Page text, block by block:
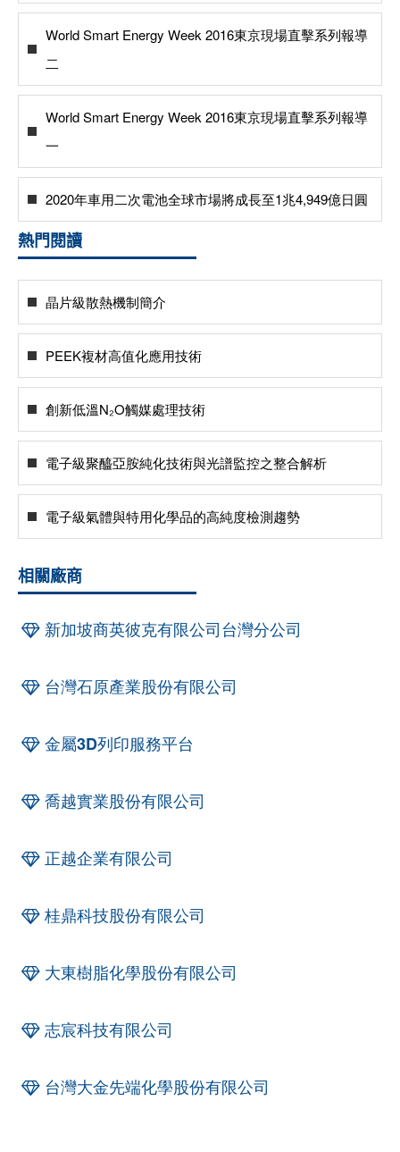
World Smart Energy Week 2016東京現場直擊系列報導
二
World Smart Energy Week 2016東京現場直擊系列報導
一
2020年車用二次電池全球市場將成長至1兆4,949億日圓
熱門閱讀
晶片級散熱機制簡介
PEEK複材高值化應用技術
創新低溫N₂O觸媒處理技術
電子級聚醯亞胺純化技術與光譜監控之整合解析
電子級氣體與特用化學品的高純度檢測趨勢
相關廠商
新加坡商英彼克有限公司台灣分公司
台灣石原產業股份有限公司
金屬3D列印服務平台
喬越實業股份有限公司
正越企業有限公司
桂鼎科技股份有限公司
大東樹脂化學股份有限公司
志宸科技有限公司
台灣大金先端化學股份有限公司